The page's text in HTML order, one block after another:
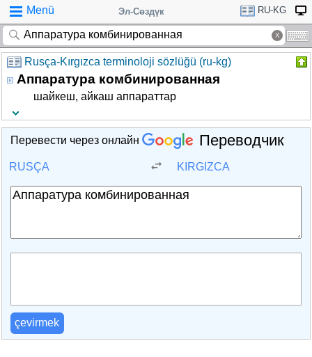
Menü Эл-Сөздүк RU-KG
Rusça-Kırgızca terminoloji sözlüğü (ru-kg)
Аппаратура комбинированная
шайкеш, айкаш аппараттар
Перевести через онлайн Переводчик
RUSÇA KIRGIZCA
çevirmek